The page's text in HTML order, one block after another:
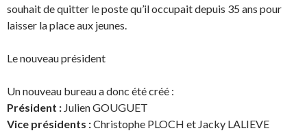
souhait de quitter le poste qu’il occupait depuis 35 ans pour
laisser la place aux jeunes.
Le nouveau président
Un nouveau bureau a donc été créé :
Président : Julien GOUGUET
Vice présidents :Christophe PLOCH et Jacky LALIEVE